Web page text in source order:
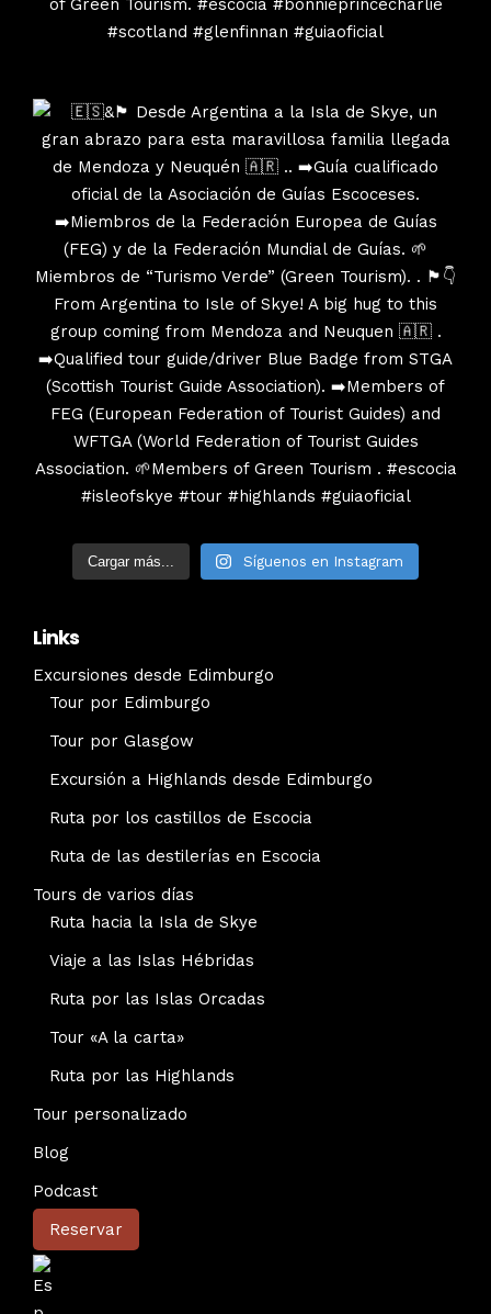
Cargar más... Síguenos en Instagram
Links
Excursiones desde Edimburgo
Tour por Edimburgo
Tour por Glasgow
Excursión a Highlands desde Edimburgo
Ruta por los castillos de Escocia
Ruta de las destilerías en Escocia
Tours de varios días
Ruta hacia la Isla de Skye
Viaje a las Islas Hébridas
Ruta por las Islas Orcadas
Tour «A la carta»
Ruta por las Highlands
Tour personalizado
Blog
Podcast
Reservar